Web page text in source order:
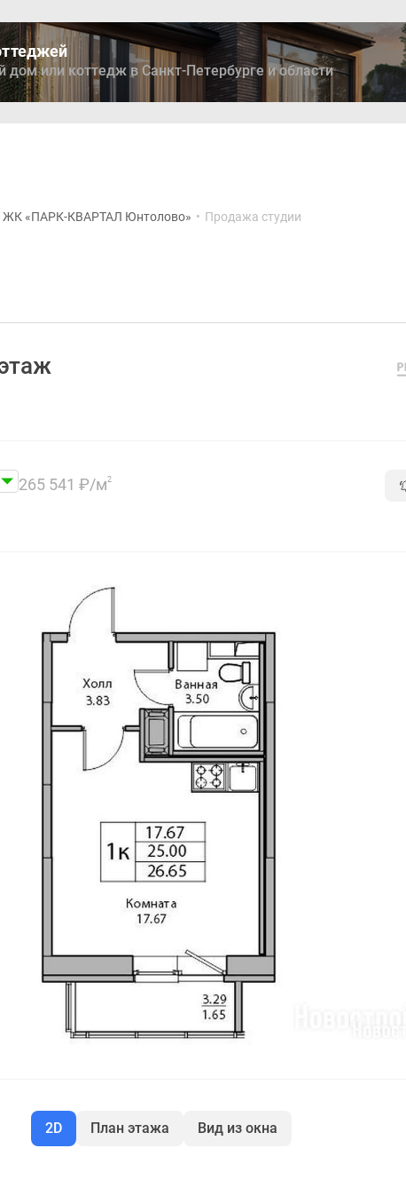
или коттедж в Санкт-Петербурге и области
ЖК «ПАРК-КВАРТАЛ Юнтолово» • Продажа студии
265 541 ₽/м2
2D План этажа Вид из окна